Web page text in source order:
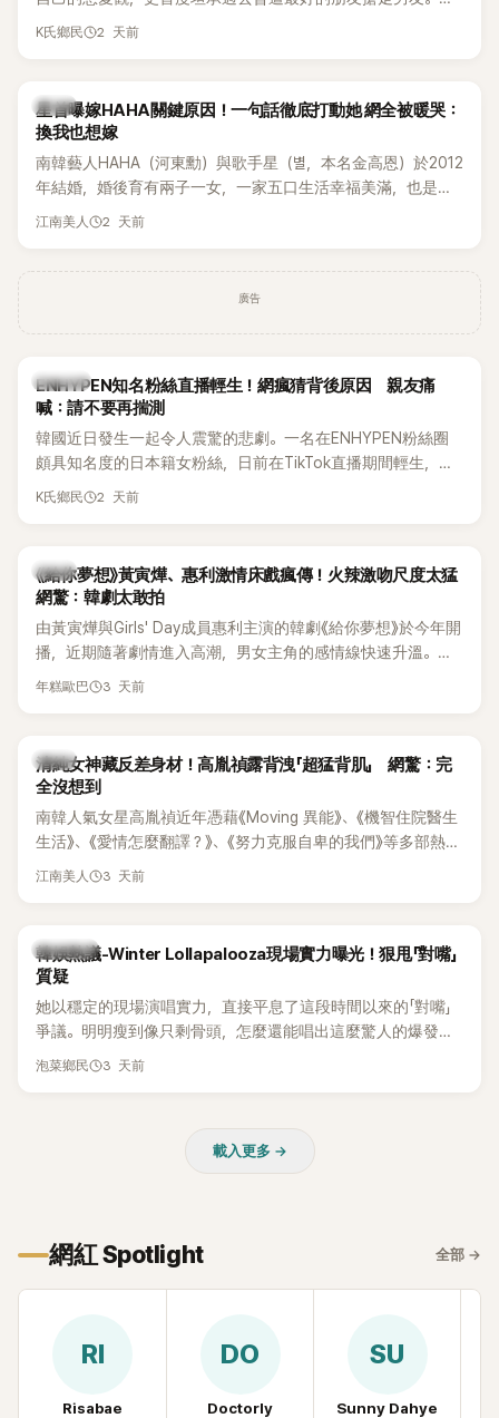
表示，當時選擇瀟灑放手，但如果同樣的事情現在再發生，「我
K氏鄉民 2 天前
韓星
星首曝嫁HAHA關鍵原因！一句話徹底打動她 網全被暖哭：
換我也想嫁
南韓藝人HAHA（河東勳）與歌手星（별，本名金高恩）於2012
年結婚，婚後育有兩子一女，一家五口生活幸福美滿，也是韓
國演藝圈公認的模範夫妻。近日，星首度公開當年決定嫁給
江南美人 2 天前
廣告
K-POP
ENHYPEN知名粉絲直播輕生！網瘋猜背後原因 親友痛
喊：請不要再揣測
韓國近日發生一起令人震驚的悲劇。一名在ENHYPEN粉絲圈
頗具知名度的日本籍女粉絲，日前在TikTok直播期間輕生，最
終不幸身亡，消息曝光後震驚韓網，也讓不少粉絲湧入社群平
K氏鄉民 2 天前
韓劇
《給你夢想》黃寅燁、惠利激情床戲瘋傳！火辣激吻尺度太猛
網驚：韓劇太敢拍
由黃寅燁與Girls' Day成員惠利主演的韓劇《給你夢想》於今年開
播，近期隨著劇情進入高潮，男女主角的感情線快速升溫。最
新播出的第8集不僅上演火辣吻戲，更接連出現床戲橋段，讓
年糕歐巴 3 天前
韓星
清純女神藏反差身材！高胤禎露背洩「超猛背肌」 網驚：完
全沒想到
南韓人氣女星高胤禎近年憑藉《Moving 異能》、《機智住院醫生
生活》、《愛情怎麼翻譯？》、《努力克服自卑的我們》等多部熱門
作品，躍升為韓劇新一代女神代表，不僅演技備受肯定，精緻
細身材下的超狂背肌與肩膀線條，反差感十足，讓不少網友看
傻直呼：「原來她身材這麼猛！」
江南美人 3 天前
熱議討論
韓娛熱議-Winter Lollapalooza現場實力曝光！狠甩「對嘴」
質疑
她以穩定的現場演唱實力，直接平息了這段時間以來的「對嘴」
爭議。明明瘦到像只剩骨頭，怎麼還能唱出這麼驚人的爆發力
和音量？
泡菜鄉民 3 天前
載入更多 →
網紅 Spotlight 全部 →
RI
Risabae
DO
Doctorly
SU
Sunny Dahye